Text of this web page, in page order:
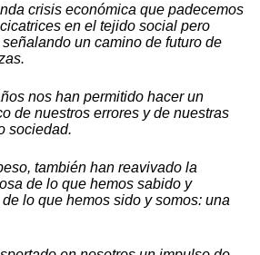
crisis económica que padecemos
en el tejido social pero
un camino de futuro de
nos han permitido hacer un
de nuestros errores y de nuestras
sociedad.
también han reavivado la
de lo que hemos sabido y
lo que hemos sido y somos: una